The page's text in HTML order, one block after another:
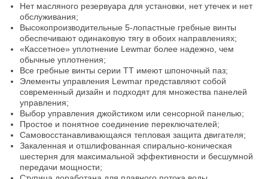
Нет масляного резервуара для установки, нет утечек и нет
обслуживания;
Высокопроизводительные 5-лопастные гребные винты
обеспечивают одинаковую тягу в обоих направлениях;
«Кассетное» уплотнение Lewmar более надежно, чем
обычные уплотнения;
Все гребные винты серии TT имеют шпоночный паз;
Элементы управления Lewmar представляют собой
современный дизайн и подходят для множества панелей
управления;
Выбор управления джойстиком или сенсорной панелью;
Простое и понятное соединение переключателей;
Самовосстанавливающаяся тепловая защита двигателя;
Закаленная и отшлифованная спирально-коническая
шестерня для максимальной эффективности и бесшумной
передачи мощности;